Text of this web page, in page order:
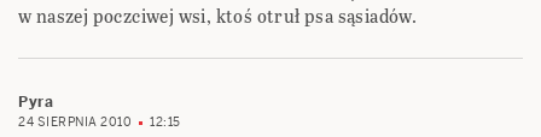
w naszej poczciwej wsi, ktoś otruł psa sąsiadów.
Pyra
24 SIERPNIA 2010 12:15